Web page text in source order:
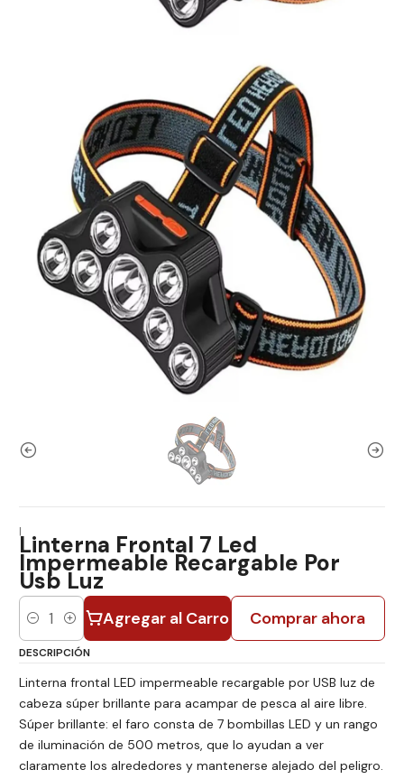
|Linterna Frontal 7 Led
Impermeable Recargable Por
Usb Luz
Cantidad Agregar al Carro Comprar ahora
DESCRIPCIÓN
Linterna frontal LED impermeable recargable por USB luz de
cabeza súper brillante para acampar de pesca al aire libre.
Súper brillante: el faro consta de 7 bombillas LED y un rango
de iluminación de 500 metros, que lo ayudan a ver
claramente los alrededores y mantenerse alejado del peligro.